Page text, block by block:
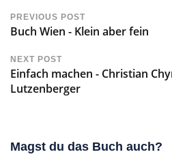
PREVIOUS POST
Buch Wien - Klein aber fein
NEXT POST
Einfach machen - Christian
Lutzenberger
Magst du das Buch auch?